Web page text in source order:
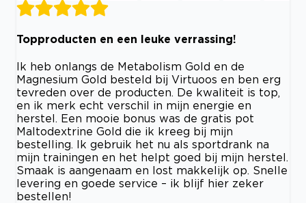
Topproducten en een leuke verrassing!
Ik heb onlangs de Metabolism Gold en de
Magnesium Gold besteld bij Virtuoos en ben erg
tevreden over de producten. De kwaliteit is top,
en ik merk echt verschil in mijn energie en
herstel. Een mooie bonus was de gratis pot
Maltodextrine Gold die ik kreeg bij mijn
bestelling. Ik gebruik het nu als sportdrank na
mijn trainingen en het helpt goed bij mijn herstel.
Smaak is aangenaam en lost makkelijk op. Snelle
levering en goede service – ik blijf hier zeker
bestellen!